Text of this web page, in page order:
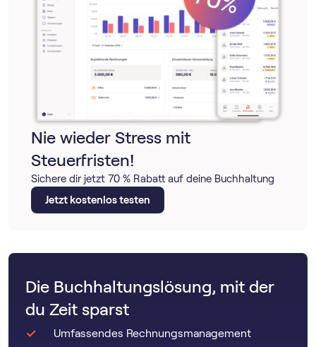
Nie wieder Stress mit
Steuerfristen!
Sichere dir jetzt 70 % Rabatt auf deine Buchhaltung
Jetzt kostenlos testen
Die Buchhaltungslösung, mit der
du Zeit sparst
Umfassendes Rechnungsmanagement